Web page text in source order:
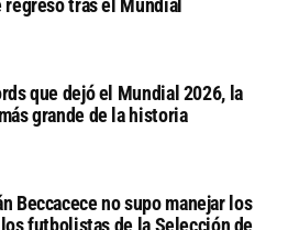
regreso tras el Mundial
que dejó el Mundial 2026, la
grande de la historia
Beccacece no supo manejar los
futbolistas de la Selección de